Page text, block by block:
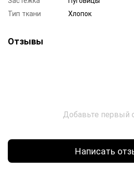
Тип ткани
Хлопок
Отзывы
Добавьте первый
Написать